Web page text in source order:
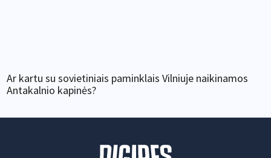
Ar kartu su sovietiniais paminklais Vilniuje naikinamos
Antakalnio kapinės?